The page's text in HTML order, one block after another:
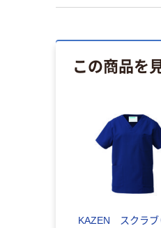
この商品を
KAZEN スクラブ